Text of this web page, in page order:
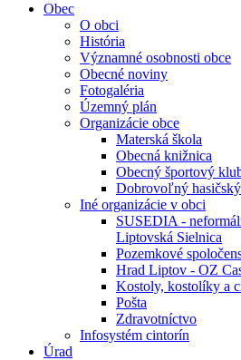
Obec
O obci
História
Významné osobnosti obce
Obecné noviny
Fotogaléria
Územný plán
Organizácie obce
Materská škola
Obecná knižnica
Obecný športový
Dobrovoľný
Iné organizácie v obci
SUSEDIA -
Liptovská Sielnica
Pozemkové
Hrad Liptov - OZ
Kostoly, kostolíky a
Pošta
Zdravotníctvo
Infosystém cintorín
Úrad